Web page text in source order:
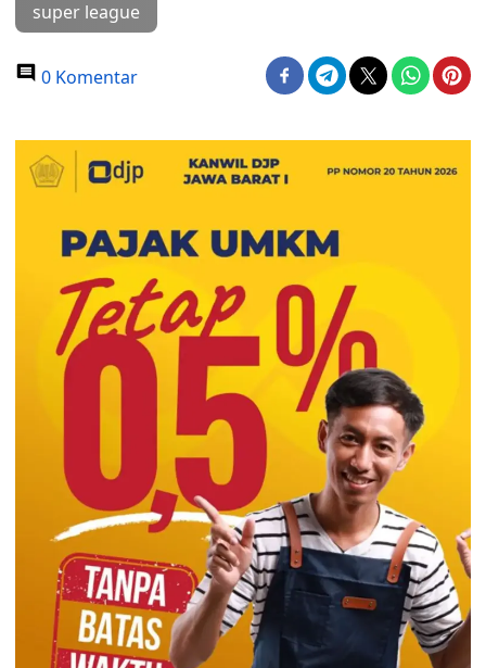
super league
0 Komentar